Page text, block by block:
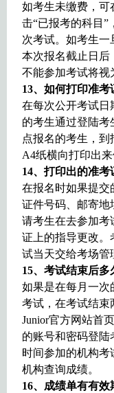
如考生未缴费，可
击“已报考的科目
次考试。如考生一
本次报名截止日后
不能参加考试将视
13、如何打印准考
在每次公开考试日
的考生通过登陆考
点报名的考生，到
A4纸横向打印出来
14、打印出的准考
在报名时如果提交
证件号码、邮寄地
请考生在去参加考
证上的指导更改。
试当天交给考场管
15、考试结束后多
如果是在每月一次
考试，在考试结束
Junior官方网站首
的账号和密码登
时间参加的机构考
机构查询成绩。
16、成绩单有有效